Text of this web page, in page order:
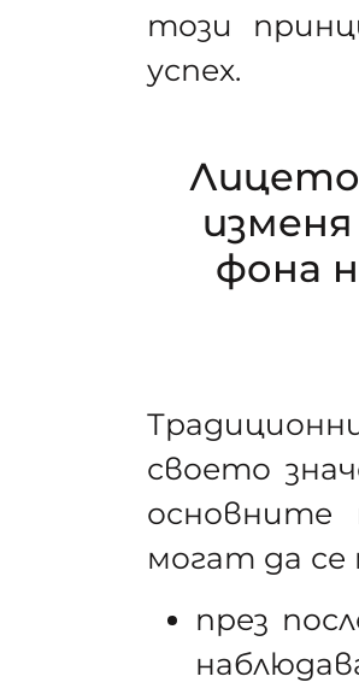
този
успех.
фона
своето
могат да се
през